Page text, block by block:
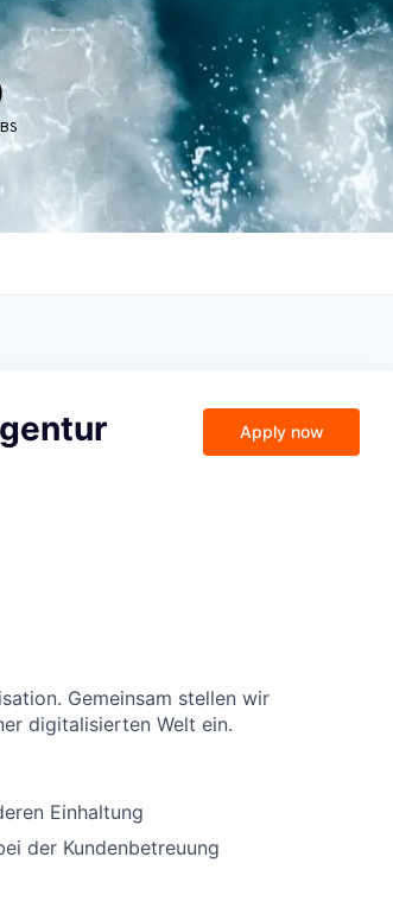
Apply now
Gemeinsam stellen wir
digitalisierten Welt ein.
Einhaltung
der Kundenbetreuung